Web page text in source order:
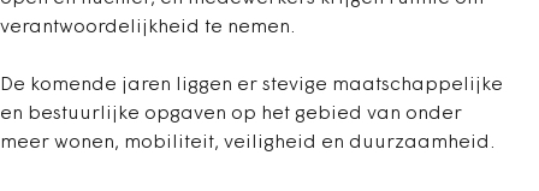
verantwoordelijkheid te nemen.
De komende jaren liggen er stevige maatschappelijke
en bestuurlijke opgaven op het gebied van onder
meer wonen, mobiliteit, veiligheid en duurzaamheid.